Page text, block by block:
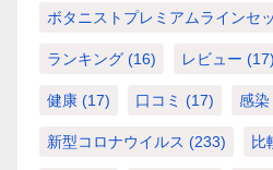
ボタニストプレミアムラインセ
ランキング (16) レビュー (17)
健康 (17) 口コミ (17) 感染
新型コロナウイルス (233) 比